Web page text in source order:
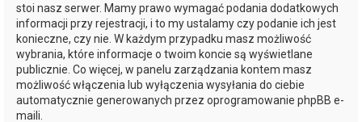
stoi nasz serwer. Mamy prawo wymagać podania dodatkowych
informacji przy rejestracji, i to my ustalamy czy podanie ich jest
konieczne, czy nie. W każdym przypadku masz możliwość
wybrania, które informacje o twoim koncie są wyświetlane
publicznie. Co więcej, w panelu zarządzania kontem masz
możliwość włączenia lub wyłączenia wysyłania do ciebie
automatycznie generowanych przez oprogramowanie phpBB e-
maili.